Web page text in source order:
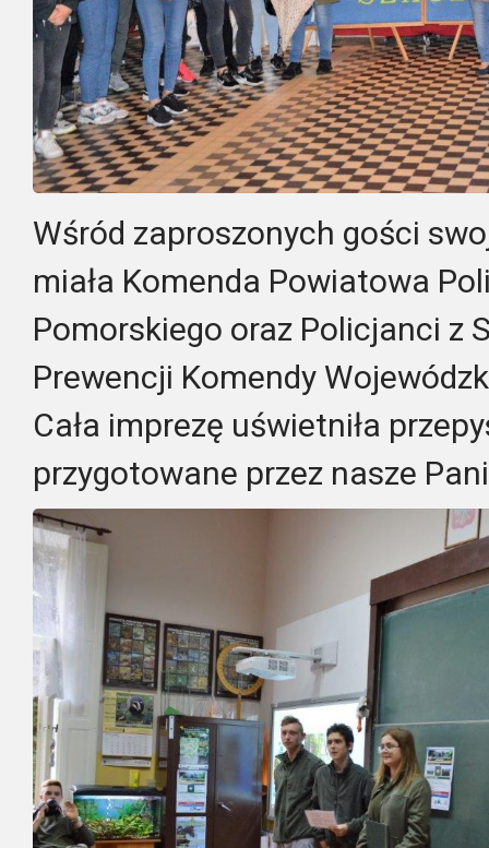
Wśród zaproszonych gości
miała Komenda Powiatowa
Pomorskiego oraz Policjanci z
Prewencji Komendy
Cała imprezę uświetniła
przygotowane przez nasze